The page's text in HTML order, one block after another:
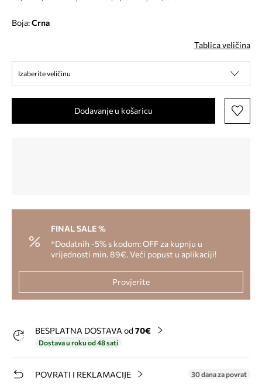
Boja: crna
Tablica veličina
Izaberite veličinu
Dodavanje u košaricu
FINAL SALE %
*Dodatnih -5% s kodom: OFF za kupnju u
vrijednosti min. 89€. Veći popust u aplikaciji!
Provjerite
BESPLATNA DOSTAVA od 70€
Dostava u roku od 48 sati
POVRATI I REKLAMACIJE 30 dana za povrat